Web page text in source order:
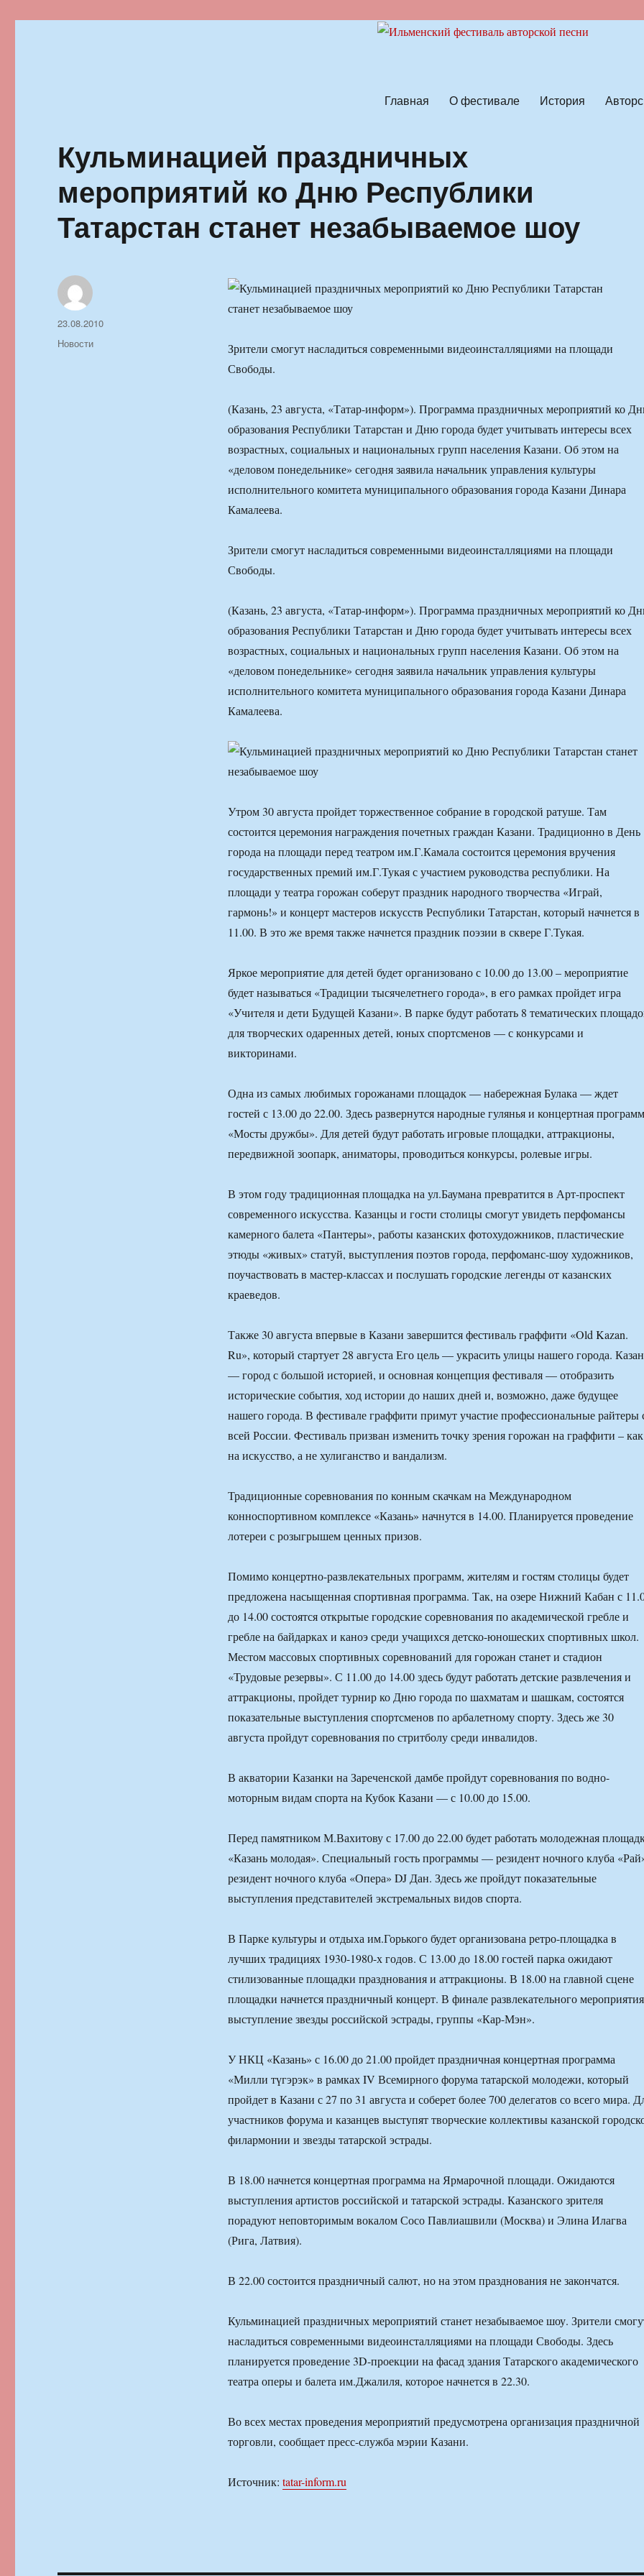
Главная О фестивале История
Кульминацией праздничных
мероприятий ко Дню Республики
Татарстан станет незабываемое шоу
Зрители смогут насладиться современными видеоинсталляциями на площади
Свободы.
(Казань, 23 августа, «Татар-информ»). Программа праздничных мероприятий ко
образования Республики Татарстан и Дню города будет учитывать интересы всех
возрастных, социальных и национальных групп населения Казани. Об этом на
«деловом понедельнике» сегодня заявила начальник управления культуры
исполнительного комитета муниципального образования города Казани Динара
Камалеева.
Зрители смогут насладиться современными видеоинсталляциями на площади
Свободы.
(Казань, 23 августа, «Татар-информ»). Программа праздничных мероприятий ко
образования Республики Татарстан и Дню города будет учитывать интересы всех
возрастных, социальных и национальных групп населения Казани. Об этом на
«деловом понедельнике» сегодня заявила начальник управления культуры
исполнительного комитета муниципального образования города Казани Динара
Камалеева.
Утром 30 августа пройдет торжественное собрание в городской ратуше. Там
состоится церемония награждения почетных граждан Казани. Традиционно в День
города на площади перед театром им.Г.Камала состоится церемония вручения
государственных премий им.Г.Тукая с участием руководства республики. На
площади у театра горожан соберут праздник народного творчества «Играй,
гармонь!» и концерт мастеров искусств Республики Татарстан, который начнется в
11.00. В это же время также начнется праздник поэзии в сквере Г.Тукая.
Яркое мероприятие для детей будет организовано с 10.00 до 13.00 – мероприятие
будет называться «Традиции тысячелетнего города», в его рамках пройдет игра
«Учителя и дети Будущей Казани». В парке будут работать 8 тематических
для творческих одаренных детей, юных спортсменов — с конкурсами и
викторинами.
Одна из самых любимых горожанами площадок — набережная Булака — ждет
гостей с 13.00 до 22.00. Здесь развернутся народные гулянья и концертная
«Мосты дружбы». Для детей будут работать игровые площадки, аттракционы,
передвижной зоопарк, аниматоры, проводиться конкурсы, ролевые игры.
В этом году традиционная площадка на ул.Баумана превратится в Арт-проспект
современного искусства. Казанцы и гости столицы смогут увидеть перфомансы
камерного балета «Пантеры», работы казанских фотохудожников, пластические
этюды «живых» статуй, выступления поэтов города, перфоманс-шоу художников,
поучаствовать в мастер-классах и послушать городские легенды от казанских
краеведов.
Также 30 августа впервые в Казани завершится фестиваль граффити «Old Kazan.
Ru», который стартует 28 августа Его цель — украсить улицы нашего города.
— город с большой историей, и основная концепция фестиваля — отобразить
исторические события, ход истории до наших дней и, возможно, даже будущее
нашего города. В фестивале граффити примут участие профессиональные райтеры
всей России. Фестиваль призван изменить точку зрения горожан на граффити – как
на искусство, а не хулиганство и вандализм.
Традиционные соревнования по конным скачкам на Международном
конноспортивном комплексе «Казань» начнутся в 14.00. Планируется проведение
лотереи с розыгрышем ценных призов.
Помимо концертно-развлекательных программ, жителям и гостям столицы будет
предложена насыщенная спортивная программа. Так, на озере Нижний Кабан с
до 14.00 состоятся открытые городские соревнования по академической гребле и
гребле на байдарках и каноэ среди учащихся детско-юношеских спортивных школ.
Местом массовых спортивных соревнований для горожан станет и стадион
«Трудовые резервы». С 11.00 до 14.00 здесь будут работать детские развлечения и
аттракционы, пройдет турнир ко Дню города по шахматам и шашкам, состоятся
показательные выступления спортсменов по арбалетному спорту. Здесь же 30
августа пройдут соревнования по стритболу среди инвалидов.
В акватории Казанки на Зареченской дамбе пройдут соревнования по водно-
моторным видам спорта на Кубок Казани — с 10.00 до 15.00.
Перед памятником М.Вахитову с 17.00 до 22.00 будет работать молодежная
«Казань молодая». Специальный гость программы — резидент ночного клуба
резидент ночного клуба «Опера» DJ Дан. Здесь же пройдут показательные
выступления представителей экстремальных видов спорта.
В Парке культуры и отдыха им.Горького будет организована ретро-площадка в
лучших традициях 1930-1980-х годов. С 13.00 до 18.00 гостей парка ожидают
стилизованные площадки празднования и аттракционы. В 18.00 на главной сцене
площадки начнется праздничный концерт. В финале развлекательного
выступление звезды российской эстрады, группы «Кар-Мэн».
У НКЦ «Казань» с 16.00 до 21.00 пройдет праздничная концертная программа
«Милли түгэрэк» в рамках IV Всемирного форума татарской молодежи, который
пройдет в Казани с 27 по 31 августа и соберет более 700 делегатов со всего мира.
участников форума и казанцев выступят творческие коллективы казанской
филармонии и звезды татарской эстрады.
В 18.00 начнется концертная программа на Ярмарочной площади. Ожидаются
выступления артистов российской и татарской эстрады. Казанского зрителя
порадуют неповторимым вокалом Сосо Павлиашвили (Москва) и Элина Илагва
(Рига, Латвия).
В 22.00 состоится праздничный салют, но на этом празднования не закончатся.
Кульминацией праздничных мероприятий станет незабываемое шоу. Зрители
насладиться современными видеоинсталляциями на площади Свободы. Здесь
планируется проведение 3D-проекции на фасад здания Татарского академического
театра оперы и балета им.Джалиля, которое начнется в 22.30.
Во всех местах проведения мероприятий предусмотрена организация праздничной
торговли, сообщает пресс-служба мэрии Казани.
Источник: tatar-inform.ru
Автор
Опубликовано
23.08.2010
Рубрики
Новости